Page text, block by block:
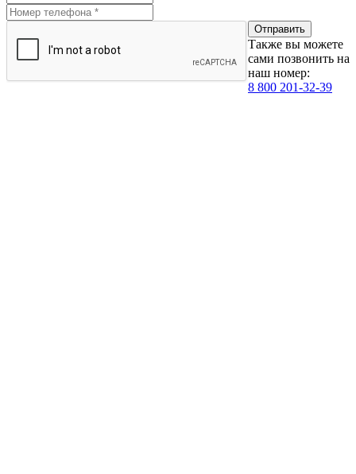
Также вы можете
сами позвонить на
наш номер:
8 800 201-32-39